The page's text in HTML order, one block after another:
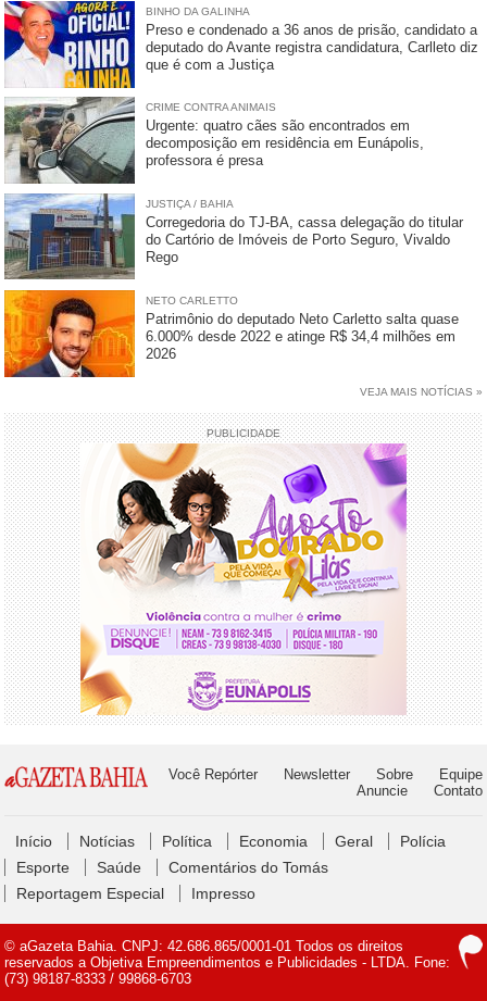
BINHO DA GALINHA
Preso e condenado a 36 anos de prisão, candidato a
deputado do Avante registra candidatura, Carlleto diz
que é com a Justiça
CRIME CONTRA ANIMAIS
Urgente: quatro cães são encontrados em
decomposição em residência em Eunápolis,
professora é presa
JUSTIÇA / BAHIA
Corregedoria do TJ-BA, cassa delegação do titular
do Cartório de Imóveis de Porto Seguro, Vivaldo
Rego
NETO CARLETTO
Patrimônio do deputado Neto Carletto salta quase
6.000% desde 2022 e atinge R$ 34,4 milhões em
2026
VEJA MAIS NOTÍCIAS »
PUBLICIDADE
Você Repórter Newsletter Sobre
Equipe
Anuncie
Contato
Início Notícias Política Economia Geral
Polícia
Esporte
Saúde
Comentários do Tomás
Reportagem Especial
Impresso
© aGazeta Bahia. CNPJ: 42.686.865/0001-01 Todos os direitos
reservados a Objetiva Empreendimentos e Publicidades - LTDA. Fone:
(73) 98187-8333 / 99868-6703